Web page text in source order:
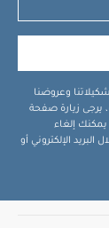
وعروضنا
يرجى زيارة صفحة
يمكنك إلغاء
الإلكتروني أو